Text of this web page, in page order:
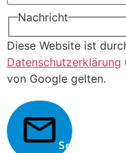
Nachricht
Diese Website ist
Datenschutzerklärung
von Google gelten.
Senden